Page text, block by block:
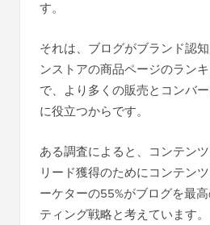
す。
それは、ブログがブランド認
ンストアの商品ページのラン
で、より多くの販売とコンバ
に役立つからです。
ある調査によると、コンテン
リード獲得のためにコンテン
ーケターの55%がブログを最
ティング戦略と考えています。